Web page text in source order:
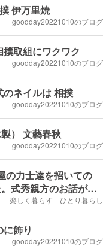
伊万里焼
goodday20221010のブログ
取組にワクワク
goodday20221010のブログ
ネイルは 相撲
goodday20221010のブログ
） 文藝春秋
goodday20221010のブログ
の力士達を招いての
式秀親方のお話が楽
のちゃんこは塩味で
楽しく暮らす ひとり暮らし
飾り
goodday20221010のブログ